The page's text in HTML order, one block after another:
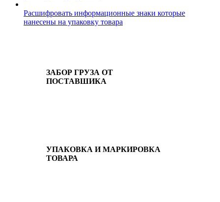
Расшифровать информационные знаки которые
нанесены на упаковку товара
ЗАБОР ГРУЗА ОТ
ПОСТАВШИКА
УПАКОВКА И МАРКИРОВКА
ТОВАРА